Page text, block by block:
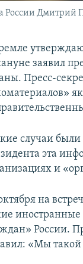
России Дмитрий
заявил
Пресс-
случаи
эта
и
на
иностранные
России.
«Мы такой